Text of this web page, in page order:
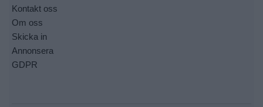
Kontakt oss
Om oss
Skicka in
Annonsera
GDPR